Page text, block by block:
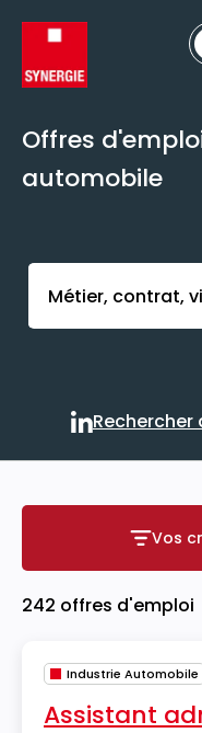
Offres
automobile
Activer l’élément
Rechercher
Vos
242 offres d'emploi
Industrie Automobile
Assistant